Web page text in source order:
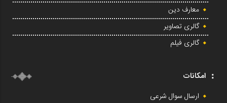
معارف دین
گالری تصاویر
گالری فیلم
امکانات
ارسال سوال شرعی